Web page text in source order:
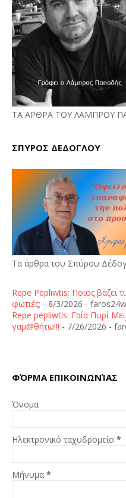
ΤΑ ΑΡΘΡΑ ΤΟΥ ΛΑΜΠΡΟΥ
ΣΠΥΡΟΣ ΔΕΔΟΓΛΟΥ
Τα άρθρα του Σπύρου
Repe Pepliwtis: Ποιος βάζει
φωτιές; - 8/3/2026 -
Repe pepliwtis: Γαία Πυρί
γαμ@θήτω!!! - 7/26/2026 -
ΦΌΡΜΑ ΕΠΙΚΟΙΝΩΝΊΑΣ
Όνομα
Ηλεκτρονικό ταχυδρομείο *
Μήνυμα *